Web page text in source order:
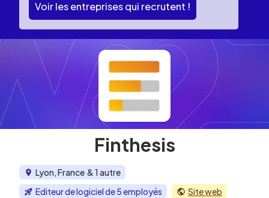
Voir les entreprises qui recrutent !
Finthesis
Lyon, France & 1 autre
Editeur de logiciel de 5 employés
Site web